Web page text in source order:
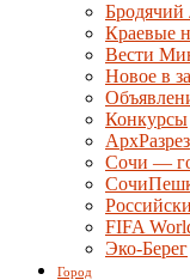
Бродячий
Краевые
Вести
Новое в
Конкурсы
АрхРазрез
Сочи —
FIFA
Эко-Берег
Город